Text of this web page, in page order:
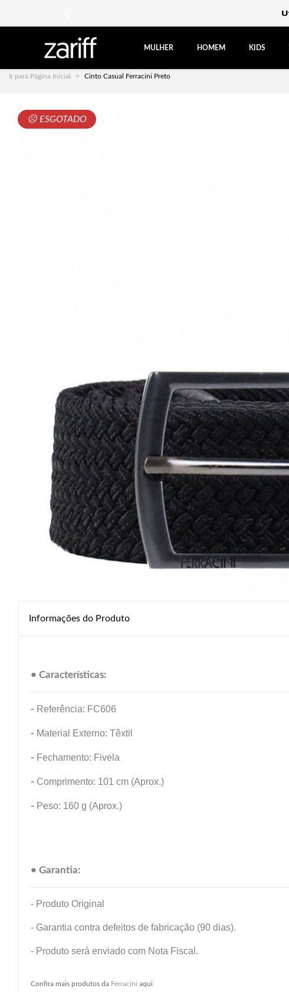
MULHER HOMEM KIDS
Ir para Página Inicial Cinto Casual Ferracini Preto
☹ ESGOTADO
Informações do Produto
• Características:
- Referência: FC606
- Material Externo: Têxtil
- Fechamento: Fivela
- Comprimento: 101 cm (Aprox.)
- Peso: 160 g (Aprox.)
• Garantia:
- Produto Original
- Garantia contra defeitos de fabricação (90 dias).
- Produto será enviado com Nota Fiscal.
Confira mais produtos da Ferracini aqui